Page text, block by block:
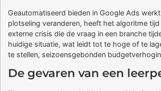
Geautomatiseerd bieden in Google Ads
plotseling veranderen, heeft het algoritme
externe crisis die de vraag in een branche
huidige situatie, wat leidt tot te hoge of te
te stellen, seizoensgebonden
De gevaren van een